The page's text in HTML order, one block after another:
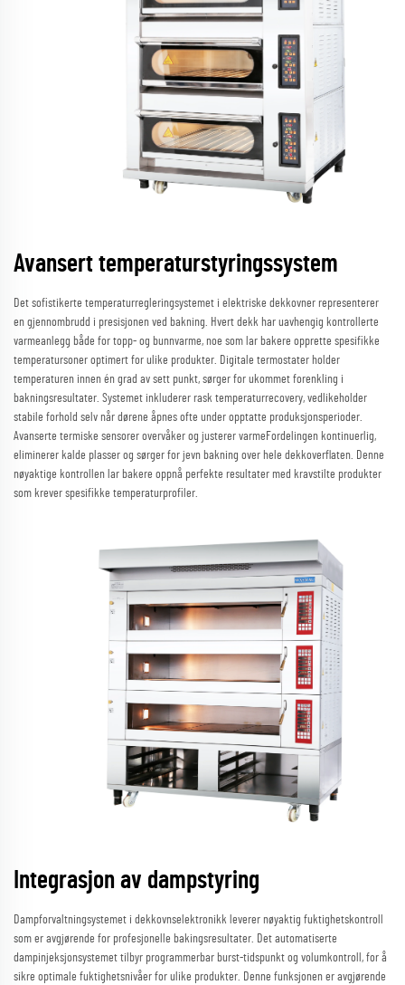
Avansert temperaturstyringssystem
Det sofistikerte temperaturregleringsystemet i elektriske dekkovner representerer
en gjennombrudd i presisjonen ved bakning. Hvert dekk har uavhengig kontrollerte
varmeanlegg både for topp- og bunnvarme, noe som lar bakere opprette spesifikke
temperatursoner optimert for ulike produkter. Digitale termostater holder
temperaturen innen én grad av sett punkt, sørger for ukommet forenkling i
bakningsresultater. Systemet inkluderer rask temperaturrecovery, vedlikeholder
stabile forhold selv når dørene åpnes ofte under opptatte produksjonsperioder.
Avanserte termiske sensorer overvåker og justerer varmeFordelingen kontinuerlig,
eliminerer kalde plasser og sørger for jevn bakning over hele dekkoverflaten. Denne
nøyaktige kontrollen lar bakere oppnå perfekte resultater med kravstilte produkter
som krever spesifikke temperaturprofiler.
Integrasjon av dampstyring
Dampforvaltningsystemet i dekkovnselektronikk leverer nøyaktig fuktighetskontroll
som er avgjørende for profesjonelle bakingsresultater. Det automatiserte
dampinjeksjonsystemet tilbyr programmerbar burst-tidspunkt og volumkontroll, for å
sikre optimale fuktighetsnivåer for ulike produkter. Denne funksjonen er avgjørende